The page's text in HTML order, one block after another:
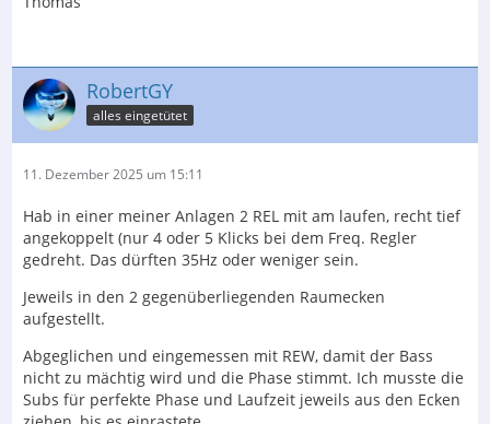
RobertGY
alles eingetütet
11. Dezember 2025 um 15:11
Hab in einer meiner Anlagen 2 REL mit am laufen, recht tief
angekoppelt (nur 4 oder 5 Klicks bei dem Freq. Regler
gedreht. Das dürften 35Hz oder weniger sein.
Jeweils in den 2 gegenüberliegenden Raumecken
aufgestellt.
Abgeglichen und eingemessen mit REW, damit der Bass
nicht zu mächtig wird und die Phase stimmt. Ich musste die
Subs für perfekte Phase und Laufzeit jeweils aus den Ecken